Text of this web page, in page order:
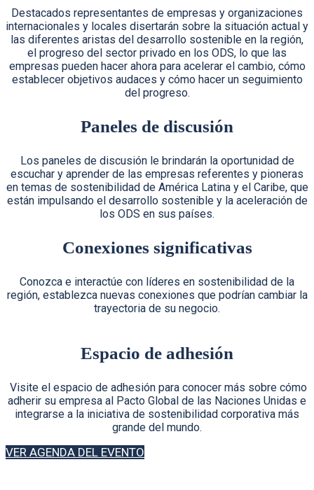
Destacados representantes de empresas y organizaciones
internacionales y locales disertarán sobre la situación actual y
las diferentes aristas del desarrollo sostenible en la región,
el progreso del sector privado en los ODS, lo que las
empresas pueden hacer ahora para acelerar el cambio, cómo
establecer objetivos audaces y cómo hacer un seguimiento
del progreso.
Paneles de discusión
Los paneles de discusión le brindarán la oportunidad de
escuchar y aprender de las empresas referentes y pioneras
en temas de sostenibilidad de América Latina y el Caribe, que
están impulsando el desarrollo sostenible y la aceleración de
los ODS en sus países.
Conexiones significativas
Conozca e interactúe con líderes en sostenibilidad de la
región, establezca nuevas conexiones que podrían cambiar la
trayectoria de su negocio.
Espacio de adhesión
Visite el espacio de adhesión para conocer más sobre cómo
adherir su empresa al Pacto Global de las Naciones Unidas e
integrarse a la iniciativa de sostenibilidad corporativa más
grande del mundo.
VER AGENDA DEL EVENTO